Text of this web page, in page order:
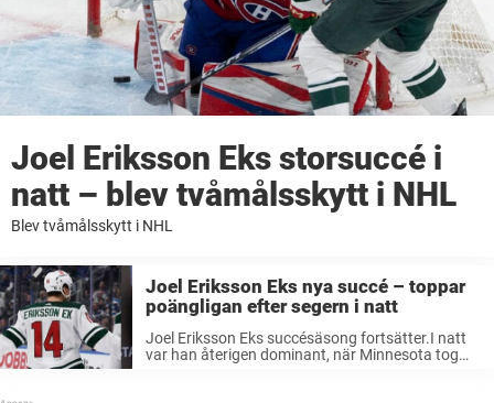
Joel Eriksson Eks storsuccé i
natt – blev tvåmålsskytt i NHL
Blev tvåmålsskytt i NHL
Joel Eriksson Eks nya succé – toppar
poängligan efter segern i natt
Joel Eriksson Eks succésäsong fortsätter.I natt
var han återigen dominant, när Minnesota tog